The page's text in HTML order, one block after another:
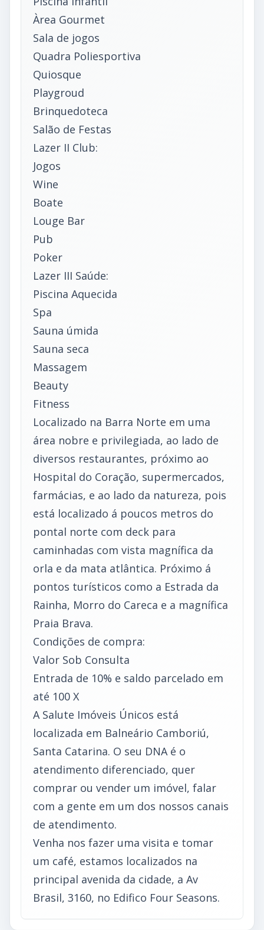
Àrea Gourmet
Sala de jogos
Quadra Poliesportiva
Quiosque
Playgroud
Brinquedoteca
Salão de Festas
Lazer II Club:
Jogos
Wine
Boate
Louge Bar
Pub
Poker
Lazer III Saúde:
Piscina Aquecida
Spa
Sauna úmida
Sauna seca
Massagem
Beauty
Fitness
Localizado na Barra Norte em uma
área nobre e privilegiada, ao lado de
diversos restaurantes, próximo ao
Hospital do Coração, supermercados,
farmácias, e ao lado da natureza, pois
está localizado á poucos metros do
pontal norte com deck para
caminhadas com vista magnífica da
orla e da mata atlântica. Próximo á
pontos turísticos como a Estrada da
Rainha, Morro do Careca e a magnífica
Praia Brava.
Condições de compra:
Valor Sob Consulta
Entrada de 10% e saldo parcelado em
até 100 X
A Salute Imóveis Únicos está
localizada em Balneário Camboriú,
Santa Catarina. O seu DNA é o
atendimento diferenciado, quer
comprar ou vender um imóvel, falar
com a gente em um dos nossos canais
de atendimento.
Venha nos fazer uma visita e tomar
um café, estamos localizados na
principal avenida da cidade, a Av
Brasil, 3160, no Edifico Four Seasons.